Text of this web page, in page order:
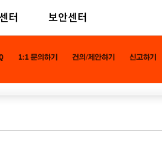
터 보안센터